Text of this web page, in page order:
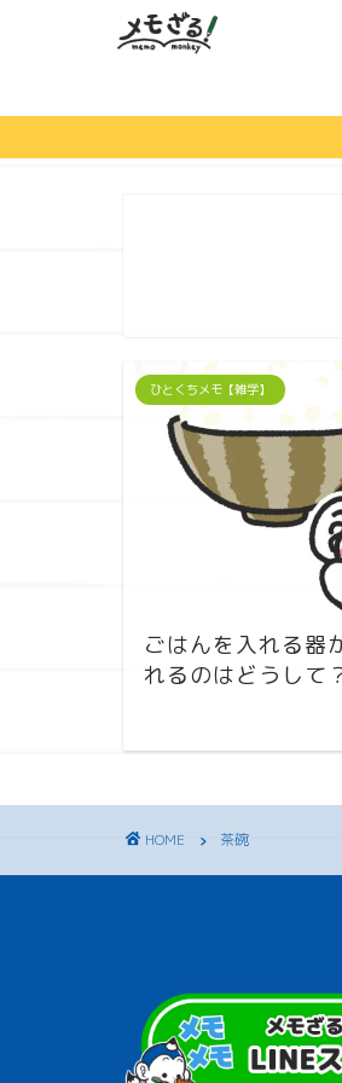
ひとくちメモ【雑学】
ごはんを入れる器
れるのはどうして
HOME 茶碗